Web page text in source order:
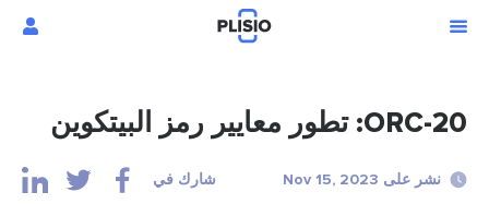
ORC-20: تطور معايير رمز البيتكوين
نشر على Nov 15, 2023 شارك في